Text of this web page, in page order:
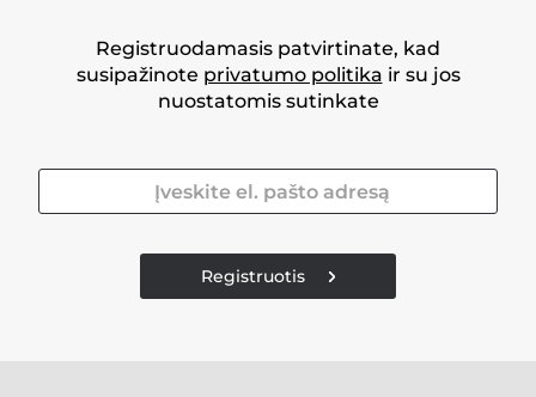
Registruodamasis patvirtinate, kad
susipažinote privatumo politika ir su jos
nuostatomis sutinkate
Registruotis